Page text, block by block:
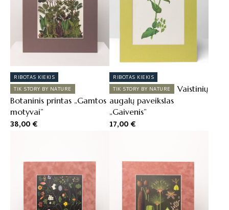
RIBOTAS KIEKIS
TIK STORY BY NATURE
Botaninis printas „Gamtos
motyvai”
38,00€
RIBOTAS KIEKIS
TIK STORY BY NATURE
Vaistinių
augalų paveikslas
„Gaivenis”
17,00€